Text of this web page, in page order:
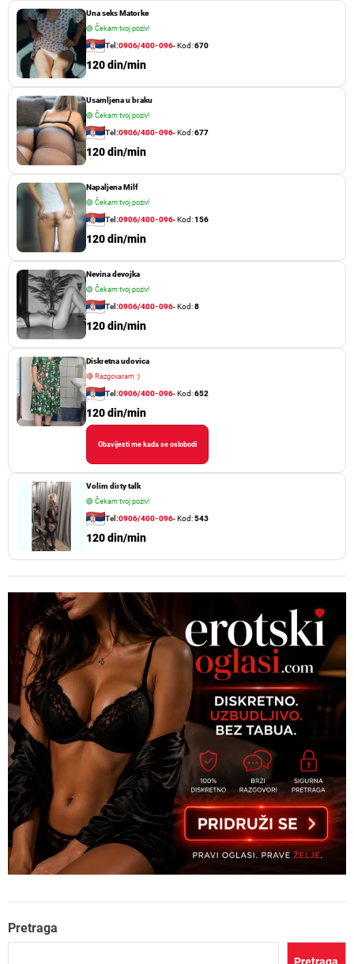
Una seks Matorke
🟢 Čekam tvoj poziv!
Tel:0906/400-096- Kod:670
120 din/min
Usamljena u braku
🟢 Čekam tvoj poziv!
Tel:0906/400-096- Kod:677
120 din/min
Napaljena Milf
🟢 Čekam tvoj poziv!
Tel:0906/400-096- Kod:156
120 din/min
Nevina devojka
🟢 Čekam tvoj poziv!
Tel:0906/400-096- Kod:8
120 din/min
Diskretna udovica
🔴Razgovaram :)
Tel:0906/400-096- Kod:652
120 din/min
Obavijesti me kada se oslobodi
Volim dirty talk
🟢 Čekam tvoj poziv!
Tel:0906/400-096- Kod:543
120 din/min
Pretraga